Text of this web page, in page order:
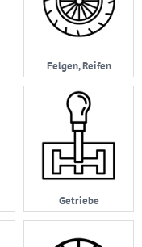
Felgen, Reifen
Getriebe